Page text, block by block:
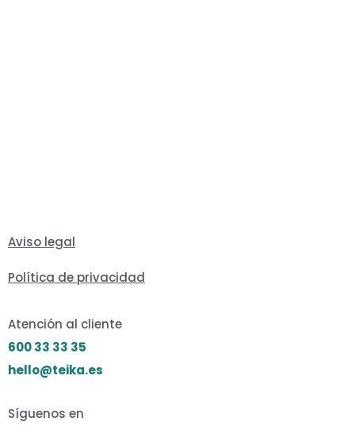
Aviso legal
Política de privacidad
Atención al cliente
600 33 33 35
hello@teika.es
Síguenos en